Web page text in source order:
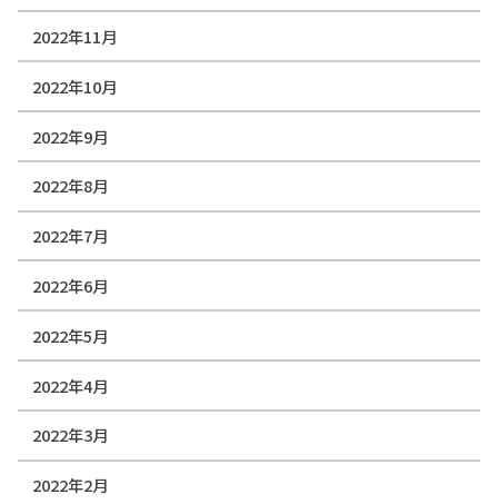
2022年11月
2022年10月
2022年9月
2022年8月
2022年7月
2022年6月
2022年5月
2022年4月
2022年3月
2022年2月